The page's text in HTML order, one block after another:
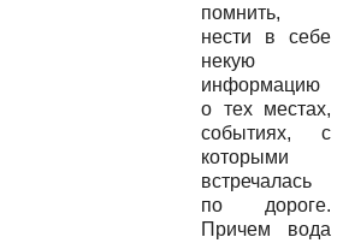
помнить,
нести в себе
некую
информацию
о тех местах,
событиях, с
которыми
встречалась
по дороге.
Причем вода